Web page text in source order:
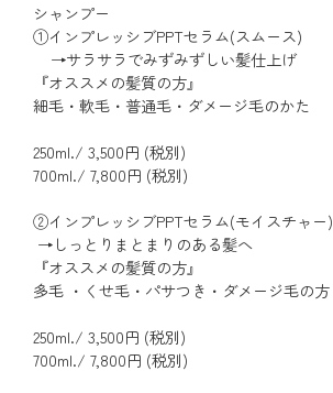
シャンプー
①インプレッシブPPTセラム(スムース)
→サラサラでみずみずしい髪仕上げ
『オススメの髪質の方』
細毛・軟毛・普通毛・ダメージ毛のかた
250ml./ 3,500円 (税別)
700ml./ 7,800円 (税別)
②インプレッシブPPTセラム(モイスチャー)
→しっとりまとまりのある髪へ
『オススメの髪質の方』
多毛 ・くせ毛・パサつき・ダメージ毛の方
250ml./ 3,500円 (税別)
700ml./ 7,800円 (税別)